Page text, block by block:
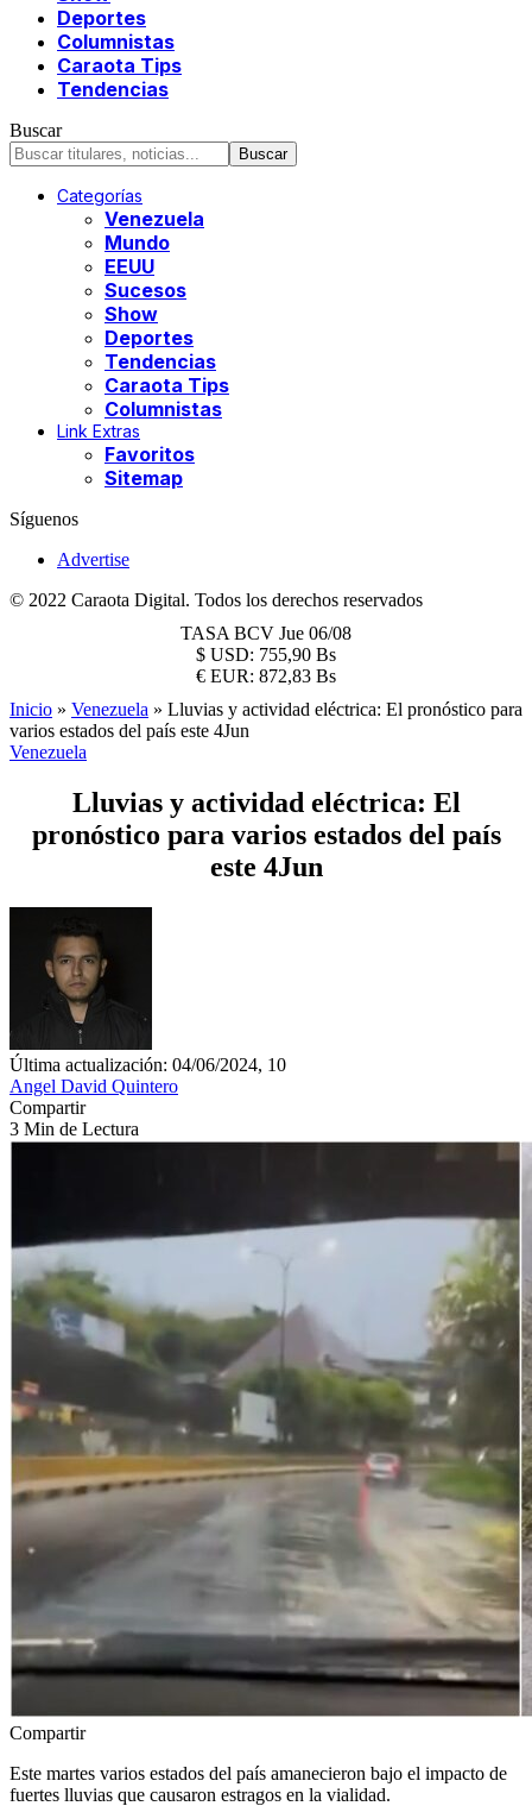
Deportes
Columnistas
Caraota Tips
Tendencias
Buscar
Categorías
Venezuela
Mundo
EEUU
Sucesos
Show
Deportes
Tendencias
Caraota Tips
Columnistas
Link Extras
Favoritos
Sitemap
Síguenos
Advertise
© 2022 Caraota Digital. Todos los derechos reservados
TASA BCV Jue 06/08
$ USD: 755,90 Bs
€ EUR: 872,83 Bs
Inicio » Venezuela » Lluvias y actividad eléctrica: El pronóstico para
varios estados del país este 4Jun
Venezuela
Lluvias y actividad eléctrica: El
pronóstico para varios estados del país
este 4Jun
Última actualización: 04/06/2024, 10
Angel David Quintero
Compartir
3 Min de Lectura
Compartir
Este martes varios estados del país amanecieron bajo el impacto de
fuertes lluvias que causaron estragos en la vialidad.